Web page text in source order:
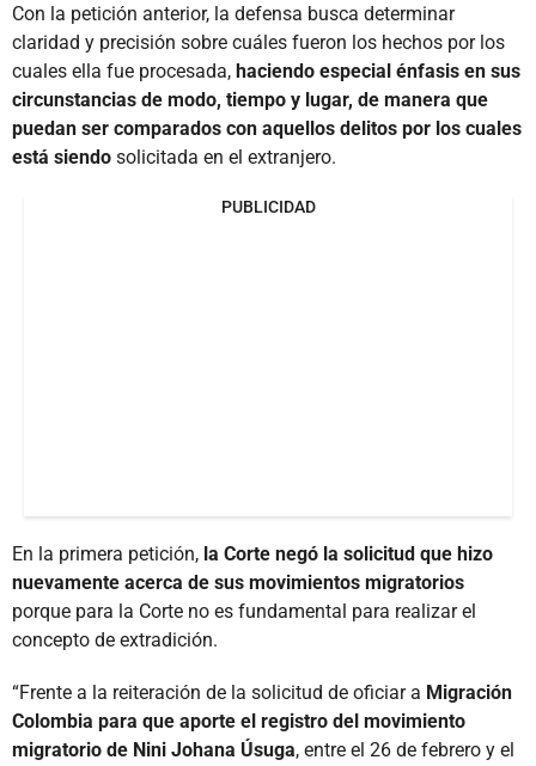
Con la petición anterior, la defensa busca determinar
claridad y precisión sobre cuáles fueron los hechos por los
cuales ella fue procesada, haciendo especial énfasis en sus
circunstancias de modo, tiempo y lugar, de manera que
puedan ser comparados con aquellos delitos por los cuales
está siendo solicitada en el extranjero.
PUBLICIDAD
En la primera petición, la Corte negó la solicitud que hizo
nuevamente acerca de sus movimientos migratorios
porque para la Corte no es fundamental para realizar el
concepto de extradición.
“Frente a la reiteración de la solicitud de oficiar a Migración
Colombia para que aporte el registro del movimiento
migratorio de Nini Johana Úsuga, entre el 26 de febrero y el